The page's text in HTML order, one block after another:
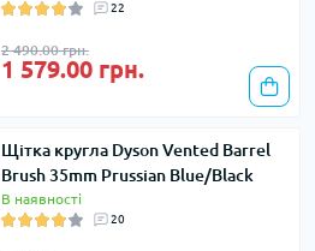
22
2 490.00 грн.
1 579.00 грн.
Щітка кругла Dyson Vented Barrel
Brush 35mm Prussian Blue/Black
В наявності
20